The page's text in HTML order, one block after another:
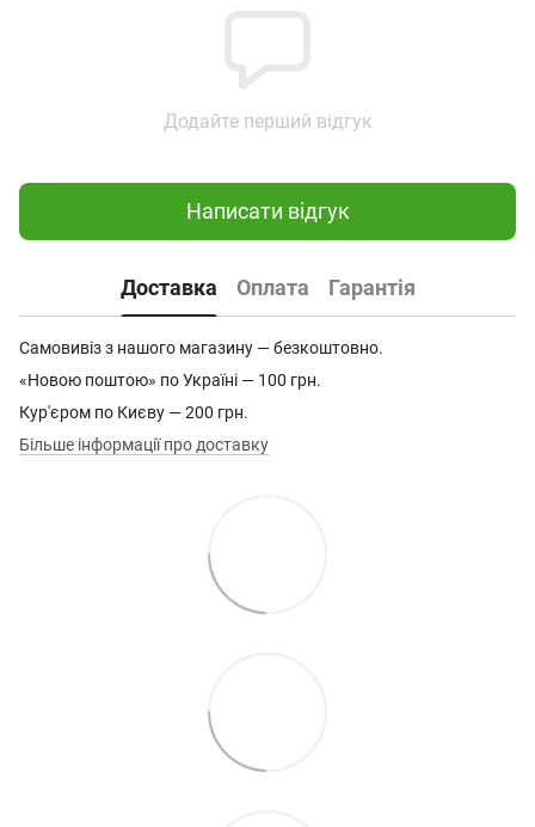
Додайте перший відгук
Написати відгук
Доставка Оплата Гарантія
Самовивіз з нашого магазину — безкоштовно.
«Новою поштою» по Україні — 100 грн.
Кур'єром по Києву — 200 грн.
Більше інформації про доставку